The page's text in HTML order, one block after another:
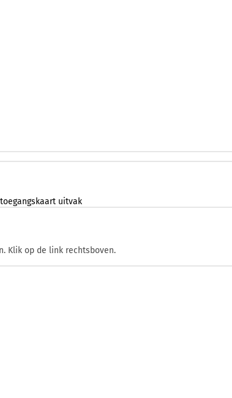
toegangskaart uitvak
Klik op de link rechtsboven.